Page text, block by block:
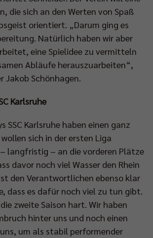
die sich an den Werten von Spaß
orientiert. „Darum ging es
Natürlich haben wir aber
eine Spielidee zu vermitteln
Abläufe herauszuarbeiten“,
Jakob Schönhagen.
Karlsruhe
SSC Karlsruhe haben einen ganz
sich in der ersten Liga
langfristig – an die vorderen Plätze
davor noch viel Wasser den Rhein
den Verantwortlichen ebenso klar
dass es dafür noch viel zu tun gibt.
zweite Saison hart. Wir haben
hinter uns und noch einen
um als stabil performender